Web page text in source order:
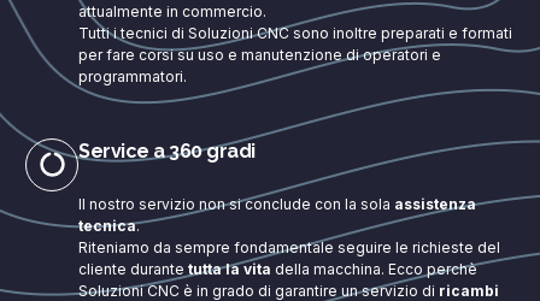
attualmente in commercio.
Tutti i tecnici di Soluzioni CNC sono inoltre preparati e formati
per fare corsi su uso e manutenzione di operatori e
programmatori.
Service a 360 gradi
Il nostro servizio non si conclude con la sola assistenza
tecnica.
Riteniamo da sempre fondamentale seguire le richieste del
cliente durante tutta la vita della macchina. Ecco perchè
Soluzioni CNC è in grado di garantire un servizio di ricambi